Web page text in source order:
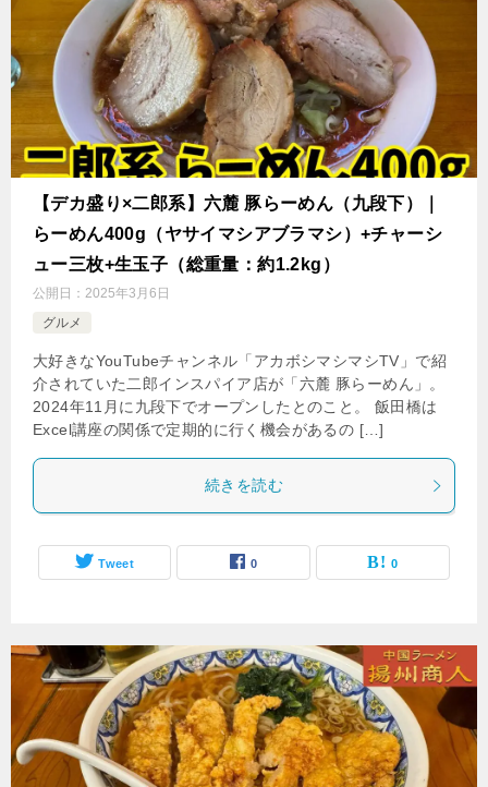
【デカ盛り×二郎系】六麓 豚らーめん（九段下）｜
らーめん400g（ヤサイマシアブラマシ）+チャーシ
ュー三枚+生玉子（総重量：約1.2kg）
公開日： 2025年3月6日
グルメ
大好きなYouTubeチャンネル「アカボシマシマシTV」で紹
介されていた二郎インスパイア店が「六麓 豚らーめん」。
2024年11月に九段下でオープンしたとのこと。 飯田橋は
Excel講座の関係で定期的に行く機会があるの […]
続きを読む
Tweet 0 0